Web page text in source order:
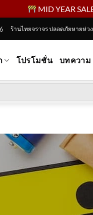
MID YEAR
ร้านไทยจราจร ปลอดภัยหายห่วง
โปรโมชั่น บทความ